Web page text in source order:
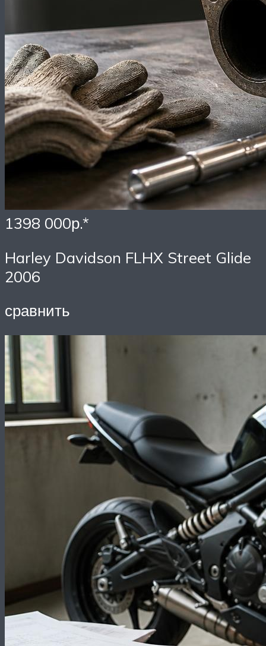
1398 000р.*
Harley Davidson FLHX Street Glide
2006
сравнить